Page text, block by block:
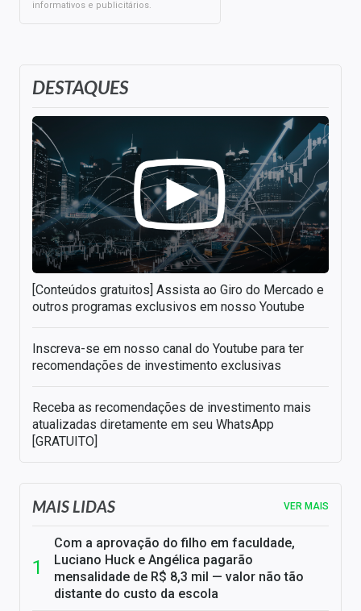
DESTAQUES
[Conteúdos gratuitos] Assista ao Giro do Mercado e
outros programas exclusivos em nosso Youtube
Inscreva-se em nosso canal do Youtube para ter
recomendações de investimento exclusivas
Receba as recomendações de investimento mais
atualizadas diretamente em seu WhatsApp
[GRATUITO]
informativos e publicitários.
MAIS LIDAS VER MAIS
Com a aprovação do filho em faculdade,
Luciano Huck e Angélica pagarão
mensalidade de R$ 8,3 mil — valor não tão
distante do custo da escola